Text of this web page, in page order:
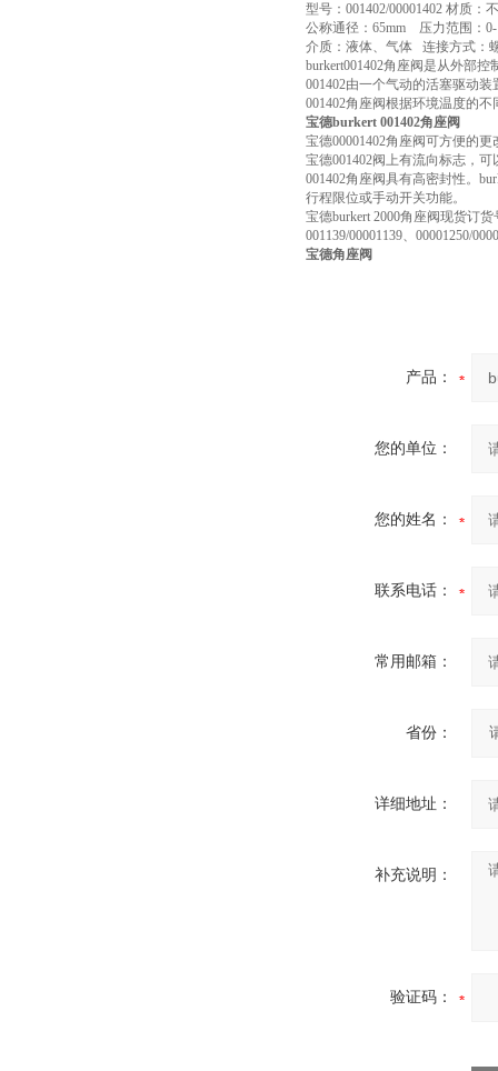
型号：001402/00001402 材质：
公称通径：65mm 压力范围：0-
介质：液体、气体 连接方式：
burkert001402角座阀是从外部控
001402由一个气动的活塞驱动
001402角座阀根据环境温度的
宝德burkert 001402角座阀
宝德00001402角座阀可方便的
宝德001402阀上有流向标志，
001402角座阀具有高密封性。
行程限位或手动开关功能。
宝德burkert 2000角座阀现货订货
001139/00001139、00001250/
宝德角座阀
产品：
您的单位：
您的姓名：
联系电话：
常用邮箱：
省份：
详细地址：
补充说明：
验证码：